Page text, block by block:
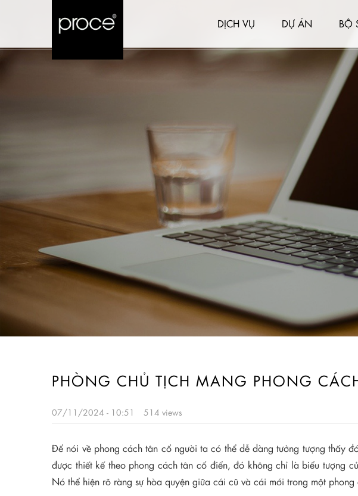
DỊCH VỤ DỰ ÁN BỘ
PHÒNG CHỦ TỊCH MANG PHONG
07/11/2024 - 10:51 514 views
Để nói về phong cách tân cổ người ta có thể dễ dàng tưởng tượng thấy
được thiết kế theo phong cách tân cổ điển, đó không chỉ là biểu tượng
Nó thể hiện rõ ràng sự hòa quyện giữa cái cũ và cái mới trong một